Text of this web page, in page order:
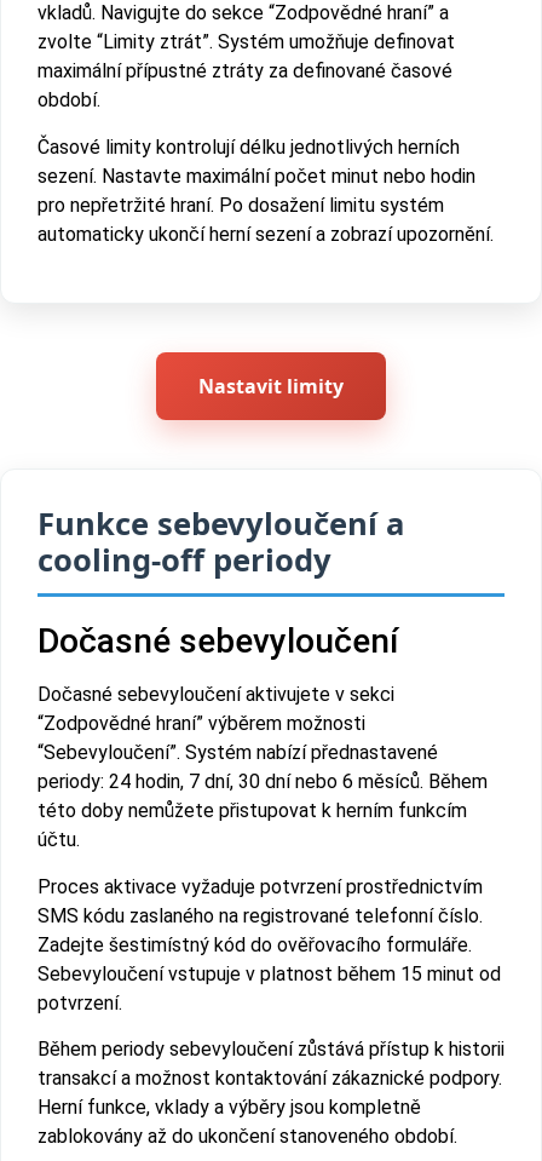
vkladů. Navigujte do sekce “Zodpovědné hraní” a
zvolte “Limity ztrát”. Systém umožňuje definovat
maximální přípustné ztráty za definované časové
období.
Časové limity kontrolují délku jednotlivých herních
sezení. Nastavte maximální počet minut nebo hodin
pro nepřetržité hraní. Po dosažení limitu systém
automaticky ukončí herní sezení a zobrazí upozornění.
Nastavit limity
Funkce sebevyloučení a
cooling-off periody
Dočasné sebevyloučení
Dočasné sebevyloučení aktivujete v sekci
“Zodpovědné hraní” výběrem možnosti
“Sebevyloučení”. Systém nabízí přednastavené
periody: 24 hodin, 7 dní, 30 dní nebo 6 měsíců. Během
této doby nemůžete přistupovat k herním funkcím
účtu.
Proces aktivace vyžaduje potvrzení prostřednictvím
SMS kódu zaslaného na registrované telefonní číslo.
Zadejte šestimístný kód do ověřovacího formuláře.
Sebevyloučení vstupuje v platnost během 15 minut od
potvrzení.
Během periody sebevyloučení zůstává přístup k historii
transakcí a možnost kontaktování zákaznické podpory.
Herní funkce, vklady a výběry jsou kompletně
zablokovány až do ukončení stanoveného období.